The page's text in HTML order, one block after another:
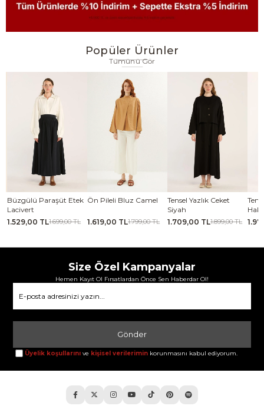
Popüler Ürünler
Tümünü Gör
Büzgülü Paraşüt Etek
Lacivert
1.529,00 TL1.699,00 TL
Ön Pileli Bluz Camel
1.619,00 TL1.799,00 TL
Tensel Yazlık Ceket
Siyah
1.709,00 TL1.899,00 TL
Haki
Size Özel Kampanyalar
Hemen Kayıt Ol Fırsatlardan Önce Sen Haberdar Ol!
Gönder
Üyelik koşullarını ve kişisel verilerimin korunmasını kabul ediyorum.